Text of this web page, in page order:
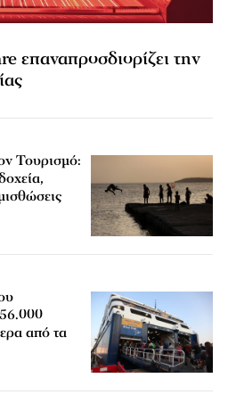
την
Τουρισμό:
από τα